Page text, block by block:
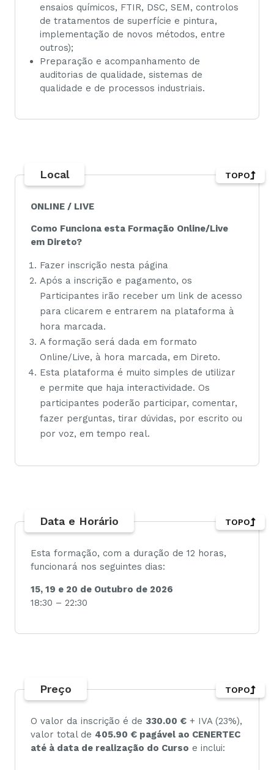
ensaios químicos, FTIR, DSC, SEM, controlos
de tratamentos de superfície e pintura,
implementação de novos métodos, entre
outros);
Preparação e acompanhamento de
auditorias de qualidade, sistemas de
qualidade e de processos industriais.
Local
ONLINE / LIVE
Como Funciona esta Formação Online/Live
em Direto?
Fazer inscrição nesta página
Após a inscrição e pagamento, os
Participantes irão receber um link de acesso
para clicarem e entrarem na plataforma à
hora marcada.
A formação será dada em formato
Online/Live, à hora marcada, em Direto.
Esta plataforma é muito simples de utilizar
e permite que haja interactividade. Os
participantes poderão participar, comentar,
fazer perguntas, tirar dúvidas, por escrito ou
por voz, em tempo real.
TOPO
Data e Horário
Esta formação, com a duração de 12 horas,
funcionará nos seguintes dias:
15, 19 e 20 de Outubro de 2026
18:30 – 22:30
TOPO
Preço
O valor da inscrição é de 330.00 € + IVA (23%),
valor total de 405.90 € pagável ao CENERTEC
até à data de realização do Curso e inclui:
TOPO